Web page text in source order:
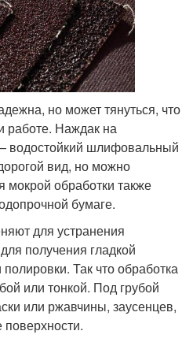
но может тянуться, что
работе. Наждак на
водостойкий шлифовальный
вид, но можно
мокрой обработки также
бумаге.
для устранения
получения гладкой
Так что обработка
или тонкой. Под грубой
или ржавчины, заусенцев,